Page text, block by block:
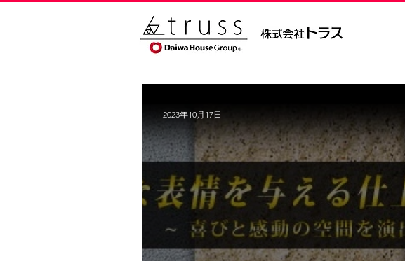
2023年10月17日